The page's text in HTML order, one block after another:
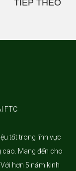
TIẾP THEO
FTC
tốt trong lĩnh vực
Mang đến cho
hơn 5 năm kinh